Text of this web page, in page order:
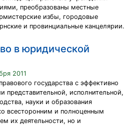
преобразованы местные
избы, городовые
и провинциальные канцелярии.
в юридической
2011
государства с эффективно
представительной, исполнительной,
науки и образования
всесторонним и полноценным
их деятельности, но и